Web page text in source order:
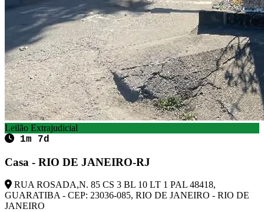
Leilão Extrajudicial
1m 7d
Casa - RIO DE JANEIRO-RJ
RUA ROSADA,N. 85 CS 3 BL 10 LT 1 PAL 48418,
GUARATIBA - CEP: 23036-085, RIO DE JANEIRO - RIO DE
JANEIRO